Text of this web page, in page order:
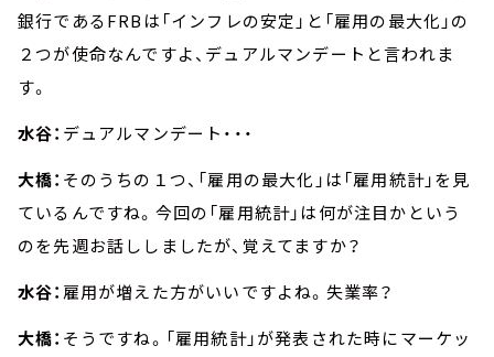
銀行であるFRBは「インフレの安定」と「雇用の最大化」の
２つが使命なんですよ、デュアルマンデートと言われま
す。
水谷： デュアルマンデート・・・
大橋： そのうちの１つ、「雇用の最大化」は「雇用統計」を見
ているんですね。今回の「雇用統計」は何が注目かという
のを先週お話ししましたが、覚えてますか？
水谷： 雇用が増えた方がいいですよね。失業率？
大橋： そうですね。「雇用統計」が発表された時にマーケッ